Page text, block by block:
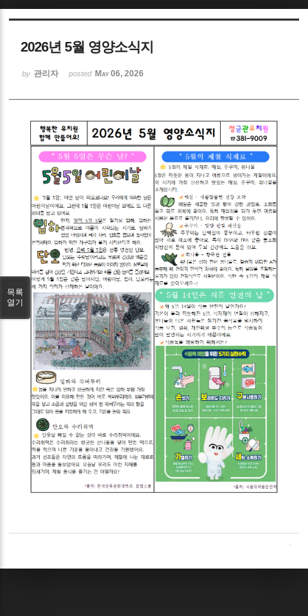
2026년 5월 영양소식지
by 관리자 posted May 06, 2026
목록
열기
Sketchbook5, 스케치북5
Sketchbook5, 스케치북5